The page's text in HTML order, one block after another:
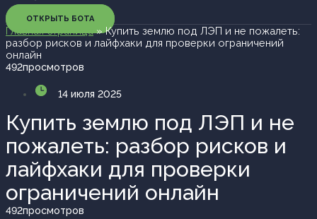
ОТКРЫТЬ БОТА
Главная страница»Купить землю под ЛЭП и не пожалеть:
разбор рисков и лайфхаки для проверки ограничений
онлайн
просмотров
492
14 июля 2025
Купить землю под ЛЭП и не
пожалеть: разбор рисков и
лайфхаки для проверки
ограничений онлайн
просмотров
492